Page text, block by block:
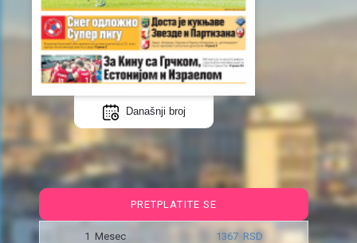
Današnji broj
PRETPLATITE SE
1 Mesec 1367 RSD